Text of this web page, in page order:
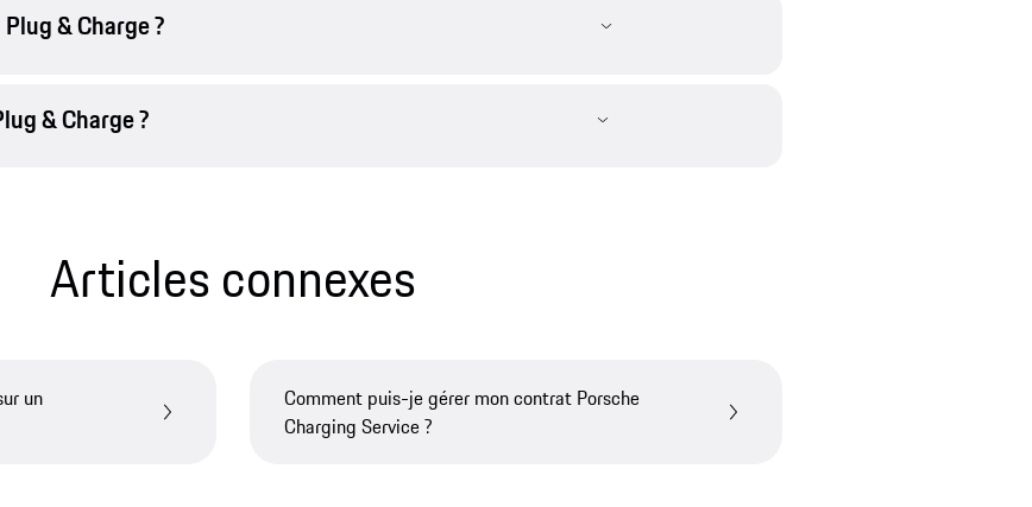
& Charge ?
& Charge ?
Articles connexes
un
Comment puis-je gérer mon contrat Porsche
Charging Service ?